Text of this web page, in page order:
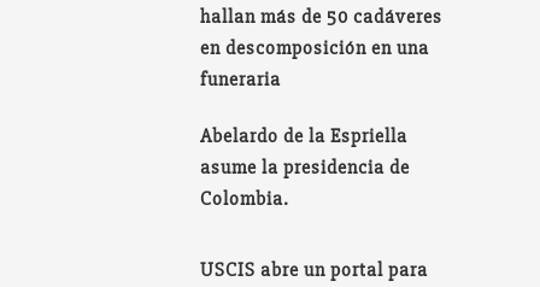
hallan más de 50 cadáveres
en descomposición en una
funeraria
Abelardo de la Espriella
asume la presidencia de
Colombia.
USCIS abre un portal para